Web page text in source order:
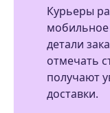
Курьеры
мобильное
детали
отмечать
получают
доставки.